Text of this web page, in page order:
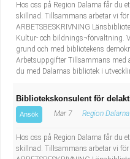
Militärt arbete
Naturbruk
Naturvetenskapligt
Pedagogiskt arbete
Sanering och
Lärare i fritidshem/
Taxiförare/
Läkarsekreterare/
sekreterare
Lastbilsförare m.fl.
Hos oss på Region Dalarna får du
skillnad. Tillsammans arbetar vi
ARBETSBESKRIVNING
Kultur- och bildnings¬förvaltning.
grund och med bibliotekens
Arbetsuppgifter Tillsammans med
du med Dalarnas bibliotek i
Bibliotekskonsulent för
Ansök Mar 7 Region Dalarna
Hos oss på Region Dalarna får du
skillnad. Tillsammans arbetar vi